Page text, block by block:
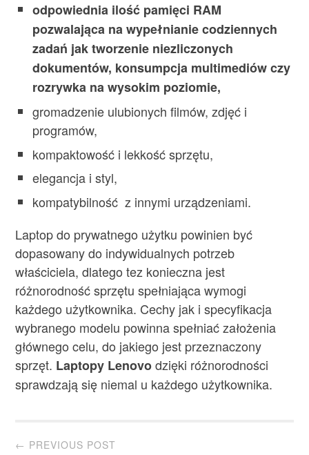
odpowiednia ilość pamięci RAM
pozwalająca na wypełnianie codziennych
zadań jak tworzenie niezliczonych
dokumentów, konsumpcja multimediów czy
rozrywka na wysokim poziomie,
gromadzenie ulubionych filmów, zdjęć i
programów,
kompaktowość i lekkość sprzętu,
elegancja i styl,
kompatybilność z innymi urządzeniami.
Laptop do prywatnego użytku powinien być
dopasowany do indywidualnych potrzeb
właściciela, dlatego tez konieczna jest
różnorodność sprzętu spełniająca wymogi
każdego użytkownika. Cechy jak i specyfikacja
wybranego modelu powinna spełniać założenia
głównego celu, do jakiego jest przeznaczony
sprzęt. Laptopy Lenovodzięki różnorodności
sprawdzają się niemal u każdego użytkownika.
Post
← PREVIOUS POST